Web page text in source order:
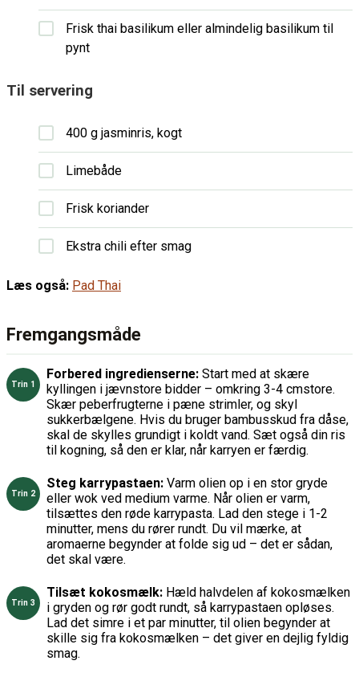
Frisk thai basilikum eller almindelig basilikum til
pynt
Til servering
400 g jasminris, kogt
Limebåde
Frisk koriander
Ekstra chili efter smag
Læs også: Pad Thai
Fremgangsmåde
Forbered ingredienserne: Start med at skære
kyllingen i jævnstore bidder – omkring 3-4 cmstore.
Skær peberfrugterne i pæne strimler, og skyl
sukkerbælgene. Hvis du bruger bambusskud fra dåse,
skal de skylles grundigt i koldt vand. Sæt også din ris
til kogning, så den er klar, når karryen er færdig.
Steg karrypastaen: Varm olien op i en stor gryde
eller wok ved medium varme. Når olien er varm,
tilsættes den røde karrypasta. Lad den stege i 1-2
minutter, mens du rører rundt. Du vil mærke, at
aromaerne begynder at folde sig ud – det er sådan,
det skal være.
Tilsæt kokosmælk: Hæld halvdelen af kokosmælken
i gryden og rør godt rundt, så karrypastaen opløses.
Lad det simre i et par minutter, til olien begynder at
skille sig fra kokosmælken – det giver en dejlig fyldig
smag.